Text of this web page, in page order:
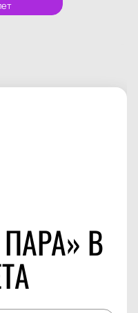
В